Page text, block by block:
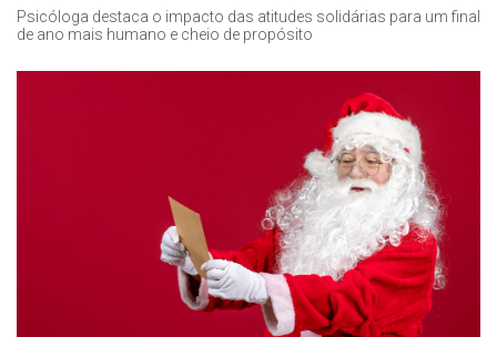
Psicóloga destaca o impacto das atitudes solidárias para um final
de ano mais humano e cheio de propósito